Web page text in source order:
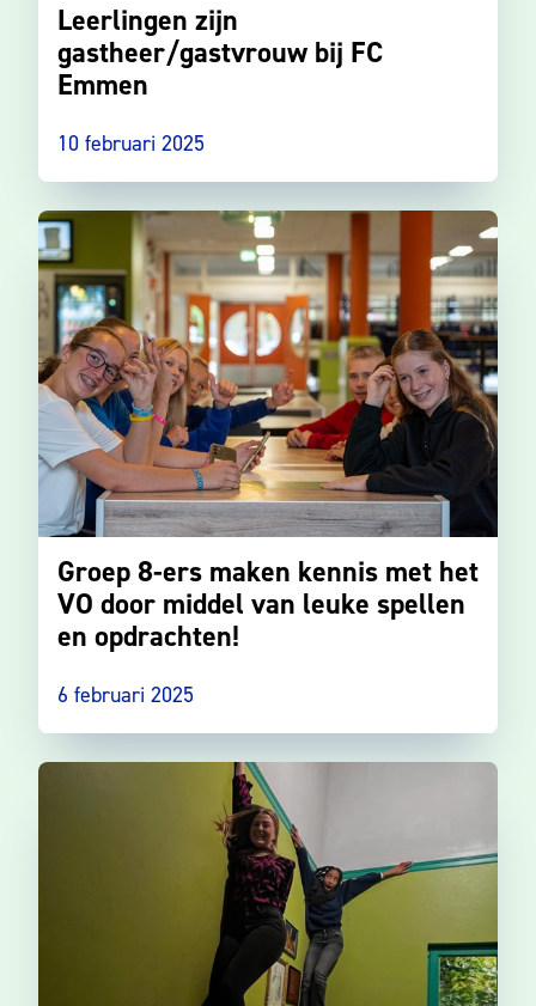
Leerlingen zijn
gastheer/gastvrouw bij FC
Emmen
10 februari 2025
Groep 8-ers maken kennis met het
VO door middel van leuke spellen
en opdrachten!
6 februari 2025